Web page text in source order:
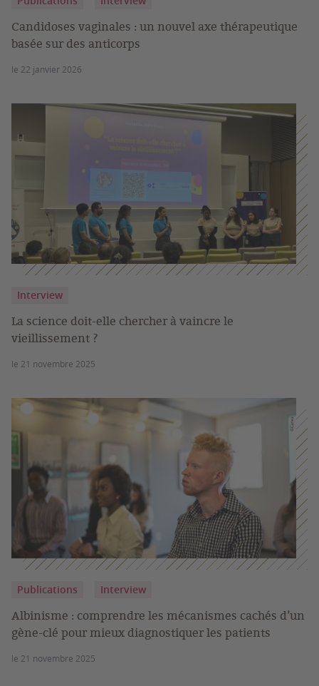
Candidoses vaginales : un nouvel axe thérapeutique
basée sur des anticorps
le 22 janvier 2026
Interview
La science doit-elle chercher à vaincre le
vieillissement ?
le 21 novembre 2025
Publications Interview
Albinisme : comprendre les mécanismes cachés d’un
gène-clé pour mieux diagnostiquer les patients
le 21 novembre 2025